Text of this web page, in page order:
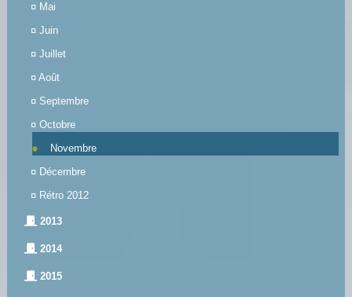
¤ Mai
¤ Juin
¤ Juillet
¤ Août
¤ Septembre
¤ Octobre
Novembre
¤ Décembre
¤ Rétro 2012
2013
2014
2015